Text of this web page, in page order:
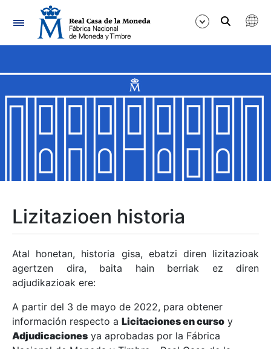
Nabigazioa
Erakutsi/Ezkutatu
Erakutsi/Ezkutatu
Erakutsi/Ezkutatu
Erakutsi/Ezkutatu
Erakutsi/Ezkutatu
Erakutsi/Ezkutatu
Lizitazioen historia
Atal honetan, historia gisa, ebatzi diren lizitazioak
agertzen dira, baita hain berriak ez diren
adjudikazioak ere:
A partir del 3 de mayo de 2022, para obtener
información respecto a Licitaciones en curso y
Adjudicaciones ya aprobadas por la Fábrica